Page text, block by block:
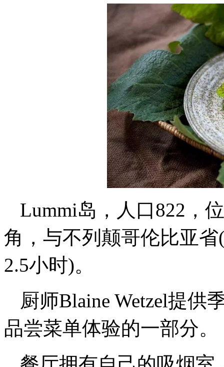
Lummi岛，人口822，
角，与不列颠哥伦比亚
2.5小时)。
厨师Blaine Wetzel提供
品尝菜单体验的一部分。